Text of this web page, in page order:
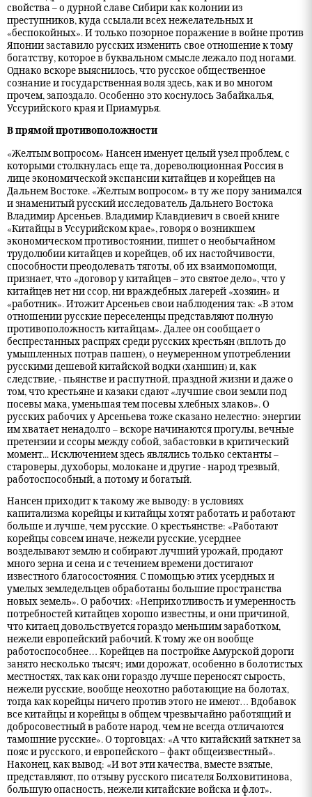
свойства – о дурной славе Сибири как колонии из
преступников, куда ссылали всех нежелательных и
«беспокойных». И только позорное поражение в войне против
Японии заставило русских изменить свое отношение к тому
богатству, которое в буквальном смысле лежало под ногами.
Однако вскоре выяснилось, что русское общественное
сознание и государственная воля здесь, как и во многом
прочем, запоздало. Особенно это коснулось Забайкалья,
Уссурийского края и Приамурья.
В прямой противоположности
«Желтым вопросом» Нансен именует целый узел проблем, с
которыми столкнулась еще та, дореволюционная Россия в
лице экономической экспансии китайцев и корейцев на
Дальнем Востоке. «Желтым вопросом» в ту же пору занимался
и знаменитый русский исследователь Дальнего Востока
Владимир Арсеньев. Владимир Клавдиевич в своей книге
«Китайцы в Уссурийском крае», говоря о возникшем
экономическом противостоянии, пишет о необычайном
трудолюбии китайцев и корейцев, об их настойчивости,
способности преодолевать тяготы, об их взаимопомощи,
признает, что «договор у китайцев – это святое дело», что у
китайцев нет ни ссор, ни враждебных лагерей «хозяин» и
«работник». Итожит Арсеньев свои наблюдения так: «В этом
отношении русские переселенцы представляют полную
противоположность китайцам». Далее он сообщает о
беспрестанных распрях среди русских крестьян (вплоть до
умышленных потрав пашен), о неумеренном употреблении
русскими дешевой китайской водки (ханшин) и, как
следствие, - пьянстве и распутной, праздной жизни и даже о
том, что крестьяне и казаки сдают «лучшие свои земли под
посевы мака, уменьшая тем посевы хлебных злаков». О
русских рабочих у Арсеньева тоже сказано нелестно: энергии
им хватает ненадолго – вскоре начинаются прогулы, вечные
претензии и ссоры между собой, забастовки в критический
момент... Исключением здесь являлись только сектанты –
староверы, духоборы, молокане и другие - народ трезвый,
работоспособный, а потому и богатый.
Нансен приходит к такому же выводу: в условиях
капитализма корейцы и китайцы хотят работать и работают
больше и лучше, чем русские. О крестьянстве: «Работают
корейцы совсем иначе, нежели русские, усерднее
возделывают землю и собирают лучший урожай, продают
много зерна и сена и с течением времени достигают
известного благосостояния. С помощью этих усердных и
умелых земледельцев обработаны большие пространства
новых земель». О рабочих: «Неприхотливость и умеренность
потребностей китайцев хорошо известны, и они причиной,
что китаец довольствуется гораздо меньшим заработком,
нежели европейский рабочий. К тому же он вообще
работоспособнее… Корейцев на постройке Амурской дороги
занято несколько тысяч; ими дорожат, особенно в болотистых
местностях, так как они гораздо лучше переносят сырость,
нежели русские, вообще неохотно работающие на болотах,
тогда как корейцы ничего против этого не имеют… Вдобавок
все китайцы и корейцы в общем чрезвычайно работящий и
добросовестный в работе народ, чем не всегда отличаются
тамошние русские». О торговцах: «А что китайский заткнет за
пояс и русского, и европейского – факт общеизвестный».
Наконец, как вывод: «И вот эти качества, вместе взятые,
представляют, по отзыву русского писателя Болховитинова,
большую опасность, нежели китайские войска и флот».